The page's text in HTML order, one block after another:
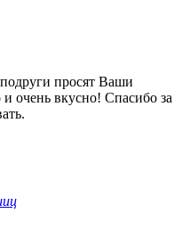
просят Ваши
очень вкусно! Спасибо за